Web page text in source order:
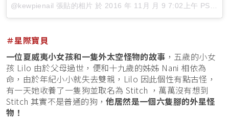
@kewpienail 張貼的相片 於 2016 年 11月 月 9 7:02上午 PST
＃星際寶貝
一位夏威夷小女孩和一隻外太空怪物的故事 ，五歲的小女
孩 Lilo 由於父母過世，便和十九歲的姊姊 Nani 相依為
命，由於年紀小小就失去雙親，Lilo 因此個性有點古怪，
有一天她收養了一隻狗並取名為 Stitch ，萬萬沒有想到
Stitch 其實不是普通的狗，他居然是一個六隻腳的外星怪
物！